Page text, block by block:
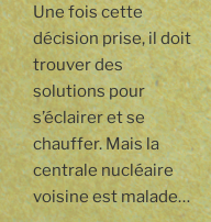
Une fois cette
décision prise, il doit
trouver des
solutions pour
s’éclairer et se
chauffer. Mais la
centrale nucléaire
voisine est malade…